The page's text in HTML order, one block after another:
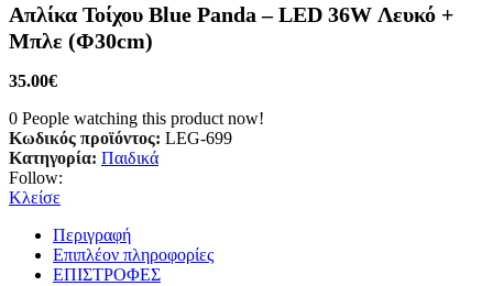
Απλίκα Τοίχου Blue Panda – LED 36W Λευκό +
Μπλε (Φ30cm)
35.00€
0 People watching this product now!
Κωδικός προϊόντος: LEG-699
Κατηγορία: Παιδικά
Follow:
Κλείσε
Περιγραφή
Επιπλέον πληροφορίες
ΕΠΙΣΤΡΟΦΕΣ